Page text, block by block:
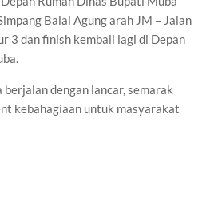
Balai Agung arah JM – Jalan
3 dan finish kembali lagi di Depan
berjalan dengan lancar, semarak
kebahagiaan untuk masyarakat